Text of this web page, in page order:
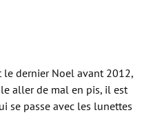
le dernier Noel avant 2012,
aller de mal en pis, il est
se passe avec les lunettes